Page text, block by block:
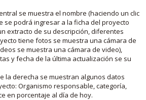
se muestra el nombre (haciendo un clic
se podrá ingresar a la ficha del proyecto
extracto de su descripción, diferentes
tiene fotos se muestra una cámara de
se muestra una cámara de video),
y fecha de la última actualización se su
la derecha se muestran algunos datos
Organismo responsable, categoría,
en porcentaje al día de hoy.